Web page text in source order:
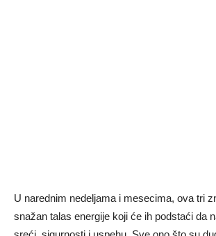
U narednim nedeljama i mesecima, ova tri
snažan talas energije koji će ih podstaći da